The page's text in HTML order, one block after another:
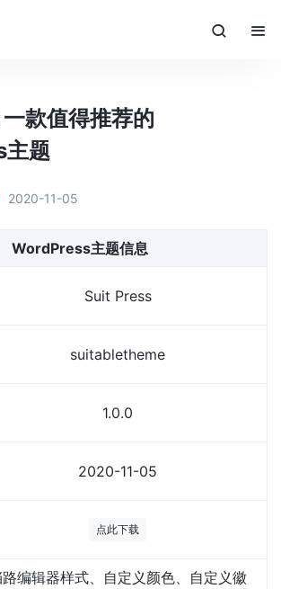
款值得推荐的
题
2020-11-05
WordPress主题信息
Suit Press
suitabletheme
1.0.0
2020-11-05
点此下载
编辑器样式、自定义颜色、自定义徽